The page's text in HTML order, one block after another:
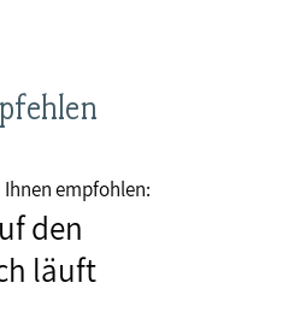
empfohlen:
den
läuft